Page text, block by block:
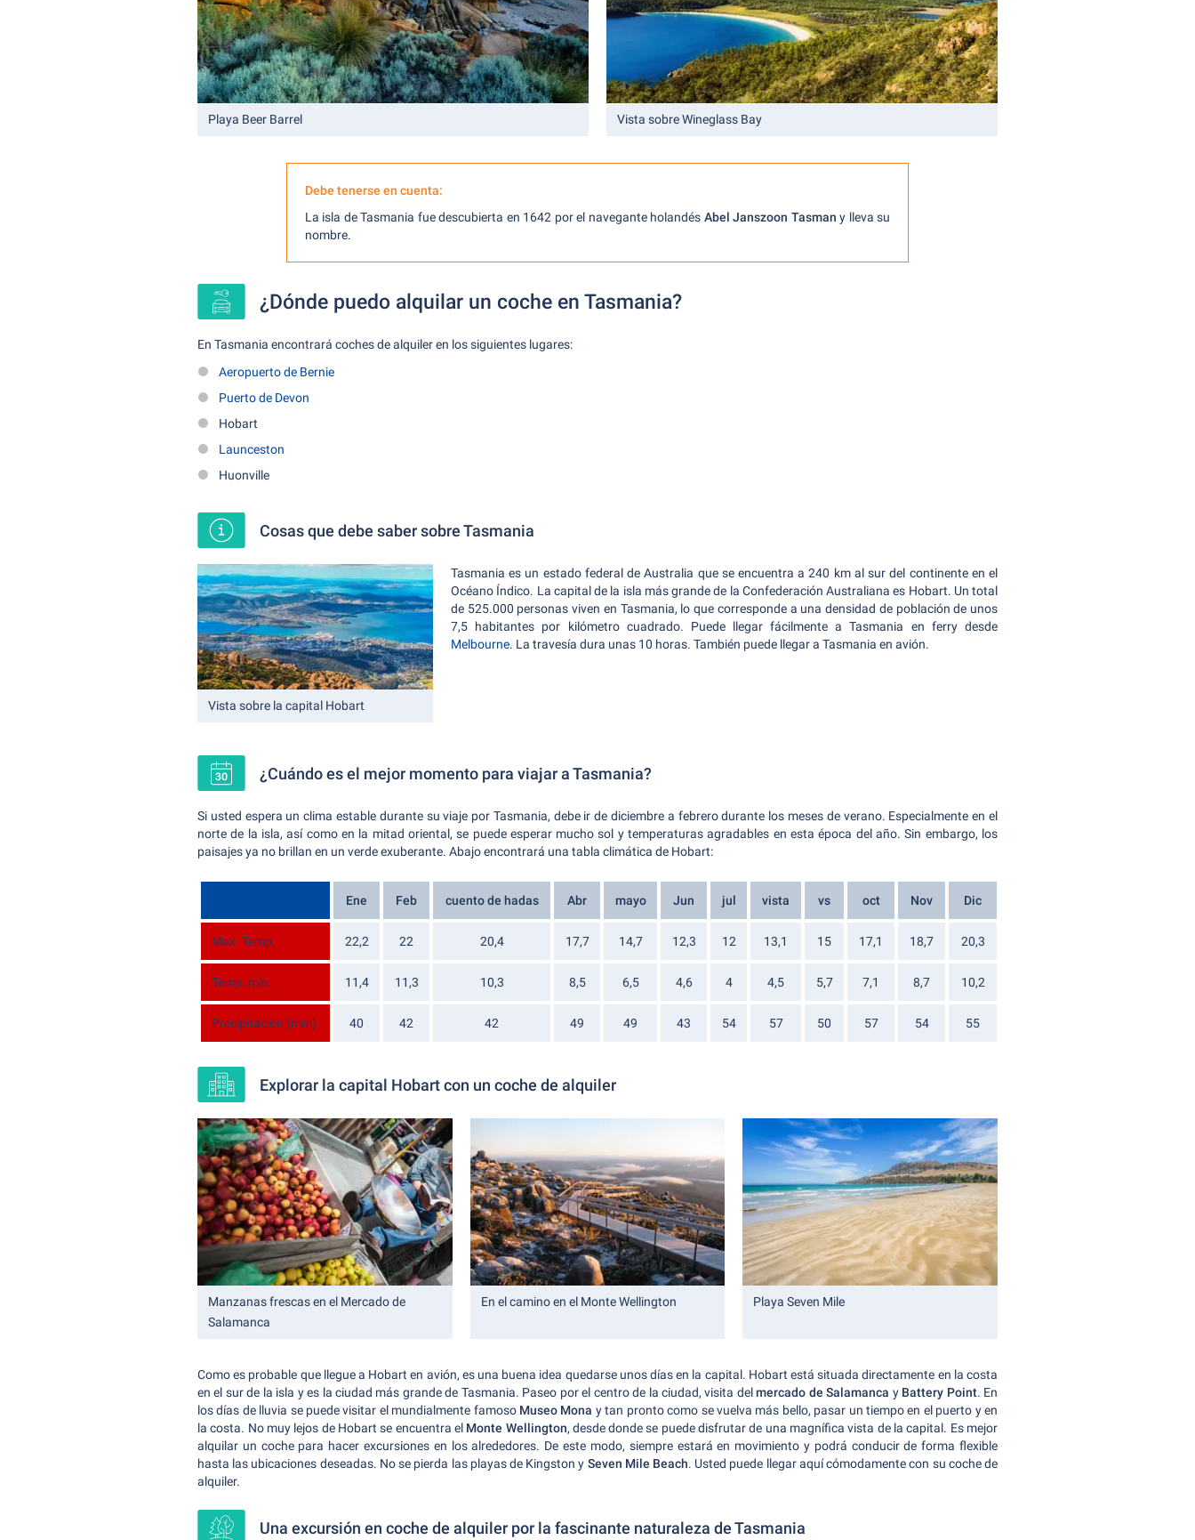
Playa Beer Barrel Vista sobre Wineglass Bay
Debe tenerse en cuenta:
La isla de Tasmania fue descubierta en 1642 por el navegante holandés Abel Janszoon Tasman y lleva su
nombre.
¿Dónde puedo alquilar un coche en Tasmania?
En Tasmania encontrará coches de alquiler en los siguientes lugares:
Aeropuerto de Bernie
Puerto de Devon
Hobart
Launceston
Huonville
Cosas que debe saber sobre Tasmania
Vista sobre la capital Hobart
Tasmania es un estado federal de Australia que se encuentra a 240 km al sur del continente en el
Océano Índico. La capital de la isla más grande de la Confederación Australiana es Hobart. Un total
de 525.000 personas viven en Tasmania, lo que corresponde a una densidad de población de unos
7,5 habitantes por kilómetro cuadrado. Puede llegar fácilmente a Tasmania en ferry desde
Melbourne. La travesía dura unas 10 horas. También puede llegar a Tasmania en avión.
¿Cuándo es el mejor momento para viajar a Tasmania?
Si usted espera un clima estable durante su viaje por Tasmania, debe ir de diciembre a febrero durante los meses de verano. Especialmente en el
norte de la isla, así como en la mitad oriental, se puede esperar mucho sol y temperaturas agradables en esta época del año. Sin embargo, los
paisajes ya no brillan en un verde exuberante. Abajo encontrará una tabla climática de Hobart:
Ene Feb cuento de hadas Abr mayo Jun jul vista vs oct Nov Dic
Max. Temp. 22,2 22 20,4 17,7 14,7 12,3 12 13,1 15 17,1 18,7 20,3
Temp. mín. 11,4 11,3 10,3 8,5 6,5 4,6 4 4,5 5,7 7,1 8,7 10,2
Precipitación (mm) 40 42 42 49 49 43 54 57 50 57 54 55
Explorar la capital Hobart con un coche de alquiler
Manzanas frescas en el Mercado de
Salamanca
En el camino en el Monte Wellington Playa Seven Mile
Como es probable que llegue a Hobart en avión, es una buena idea quedarse unos días en la capital. Hobart está situada directamente en la costa
en el sur de la isla y es la ciudad más grande de Tasmania. Paseo por el centro de la ciudad, visita delmercado de Salamanca y Battery Point. En
los días de lluvia se puede visitar el mundialmente famoso Museo Mona y tan pronto como se vuelva más bello, pasar un tiempo en el puerto y en
la costa. No muy lejos de Hobart se encuentra el Monte Wellington, desde donde se puede disfrutar de una magnífica vista de la capital. Es mejor
alquilar un coche para hacer excursiones en los alrededores. De este modo, siempre estará en movimiento y podrá conducir de forma flexible
hasta las ubicaciones deseadas. No se pierda las playas de Kingston y Seven Mile Beach. Usted puede llegar aquí cómodamente con su coche de
alquiler.
Una excursión en coche de alquiler por la fascinante naturaleza de Tasmania